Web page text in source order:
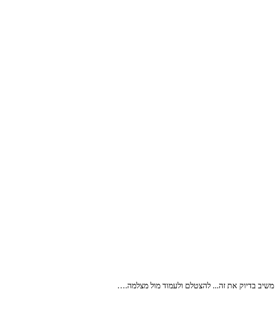
בדיוק את זה... להצטלם ולעמוד מול מצלמה.…